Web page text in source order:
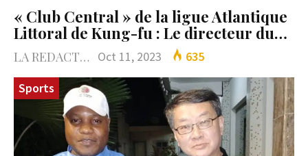
« Club Central » de la ligue Atlantique
Littoral de Kung-fu : Le directeur du…
LA REDACTION Oct 11, 2023
635
Sports